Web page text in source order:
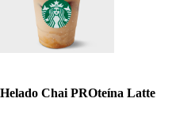
Helado Chai PROteína Latte